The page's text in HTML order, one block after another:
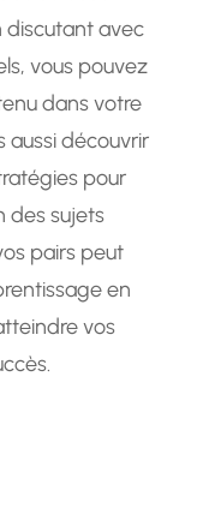
discutant avec
vous pouvez
dans votre
aussi découvrir
pour
des sujets
pairs peut
en
vos